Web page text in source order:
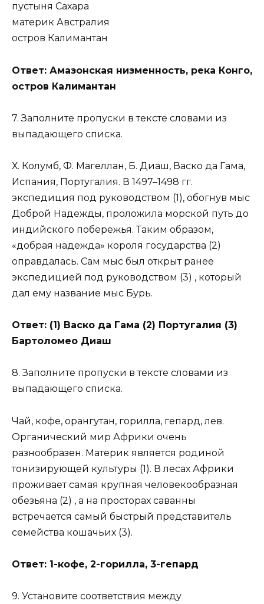
пустыня Сахара
материк Австралия
остров Калимантан
Ответ: Амазонская низменность, река Конго,
остров Калимантан
7. Заполните пропуски в тексте словами из
выпадающего списка.
Х. Колумб, Ф. Магеллан, Б. Диаш, Васко да Гама,
Испания, Португалия. В 1497–1498 гг.
экспедиция под руководством (1), обогнув мыс
Доброй Надежды, проложила морской путь до
индийского побережья. Таким образом,
«добрая надежда» короля государства (2)
оправдалась. Сам мыс был открыт ранее
экспедицией под руководством (3) , который
дал ему название мыс Бурь.
Ответ: (1) Васко да Гама (2) Португалия (3)
Бартоломео Диаш
8. Заполните пропуски в тексте словами из
выпадающего списка.
Чай, кофе, орангутан, горилла, гепард, лев.
Органический мир Африки очень
разнообразен. Материк является родиной
тонизирующей культуры (1). В лесах Африки
проживает самая крупная человекообразная
обезьяна (2) , а на просторах саванны
встречается самый быстрый представитель
семейства кошачьих (3).
Ответ: 1-кофе, 2-горилла, 3-гепард
9. Установите соответствия между